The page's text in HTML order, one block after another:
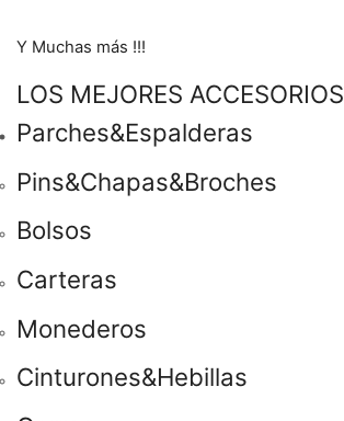
Y Muchas más !!!
LOS MEJORES ACCESORIOS
Parches&Espalderas
Pins&Chapas&Broches
Bolsos
Carteras
Monederos
Cinturones&Hebillas